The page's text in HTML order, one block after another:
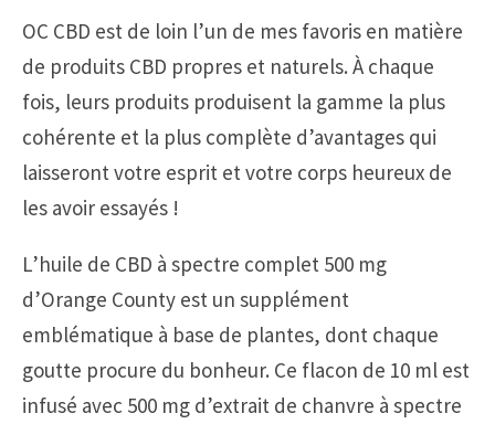
OC CBD est de loin l’un de mes favoris en matière
de produits CBD propres et naturels. À chaque
fois, leurs produits produisent la gamme la plus
cohérente et la plus complète d’avantages qui
laisseront votre esprit et votre corps heureux de
les avoir essayés !
L’huile de CBD à spectre complet 500 mg
d’Orange County est un supplément
emblématique à base de plantes, dont chaque
goutte procure du bonheur. Ce flacon de 10 ml est
infusé avec 500 mg d’extrait de chanvre à spectre